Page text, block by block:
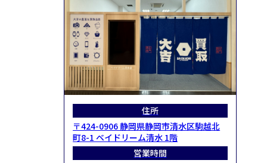
住所
〒424-0906 静岡県静岡市清水区駒越北
町8-1 ベイドリーム清水 1階
営業時間